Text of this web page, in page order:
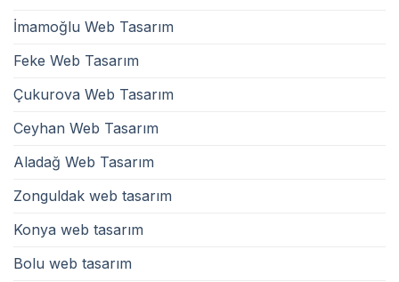
İmamoğlu Web Tasarım
Feke Web Tasarım
Çukurova Web Tasarım
Ceyhan Web Tasarım
Aladağ Web Tasarım
Zonguldak web tasarım
Konya web tasarım
Bolu web tasarım